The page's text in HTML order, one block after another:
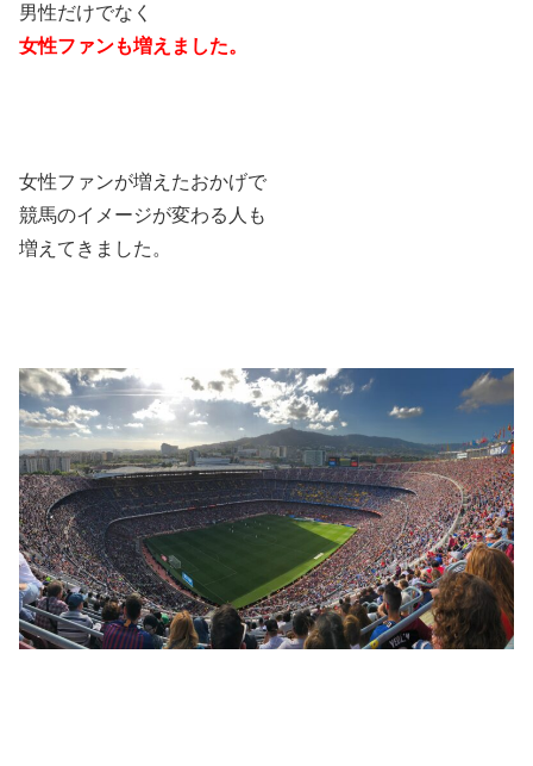
男性だけでなく
女性ファンも増えました。
女性ファンが増えたおかげで
競馬のイメージが変わる人も
増えてきました。